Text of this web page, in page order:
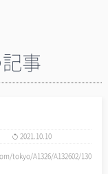
事
2021.10.10